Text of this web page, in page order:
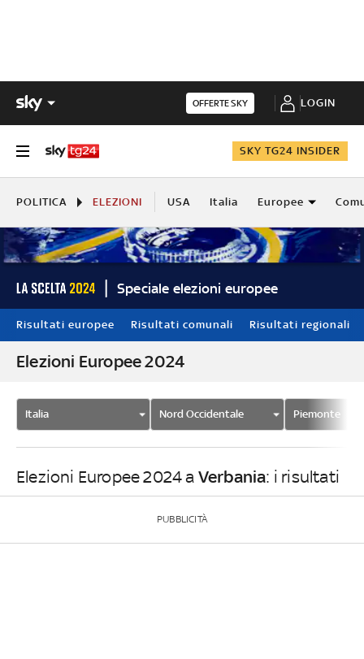
OFFERTE SKY LOGIN
SKY TG24 INSIDER
POLITICA ELEZIONI USA Italia Europee
Speciale elezioni europee
Risultati europee Risultati comunali Risultati regionali
Elezioni Europee 2024
Italia Nord Occidentale Piemonte
Elezioni Europee 2024 a Verbania: i risultati
PUBBLICITÀ